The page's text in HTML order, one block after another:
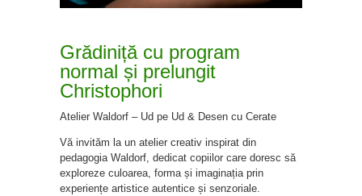
Grădiniță cu program
normal și prelungit
Christophori
Atelier Waldorf – Ud pe Ud & Desen cu Cerate
Vă invităm la un atelier creativ inspirat din
pedagogia Waldorf, dedicat copiilor care doresc să
exploreze culoarea, forma și imaginația prin
experiențe artistice autentice și senzoriale.